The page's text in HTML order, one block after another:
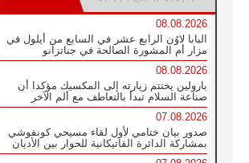
08.08.2026
البابا لاوُن الرابع عشر في السابع من أيلول في
مزار أم المشورة الصالحة في جناتزانو
08.08.2026
بارولين يختتم زيارته إلى المكسيك مؤكدا أن
صناعة السلام تبدأ بالتعاطف مع ألم الآخر
07.08.2026
صدور بيان ختامي لأول لقاء مسيحي كونفوشي
بمشاركة الدائرة الفاتيكانية للحوار بين الأديان